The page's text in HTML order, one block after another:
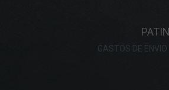
GASTOS DE ENVIO